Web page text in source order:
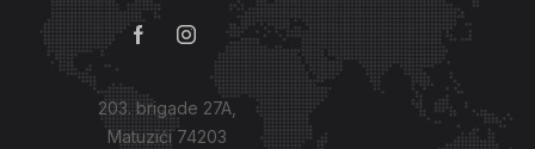
203. brigade 27A,
Matuzići 74203